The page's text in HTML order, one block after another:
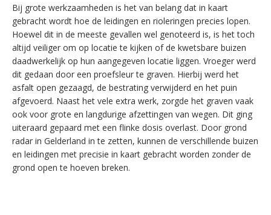
Bij grote werkzaamheden is het van belang dat in kaart
gebracht wordt hoe de leidingen en rioleringen precies lopen.
Hoewel dit in de meeste gevallen wel genoteerd is, is het toch
altijd veiliger om op locatie te kijken of de kwetsbare buizen
daadwerkelijk op hun aangegeven locatie liggen. Vroeger werd
dit gedaan door een proefsleur te graven. Hierbij werd het
asfalt open gezaagd, de bestrating verwijderd en het puin
afgevoerd. Naast het vele extra werk, zorgde het graven vaak
ook voor grote en langdurige afzettingen van wegen. Dit ging
uiteraard gepaard met een flinke dosis overlast. Door grond
radar in Gelderland in te zetten, kunnen de verschillende buizen
en leidingen met precisie in kaart gebracht worden zonder de
grond open te hoeven breken.